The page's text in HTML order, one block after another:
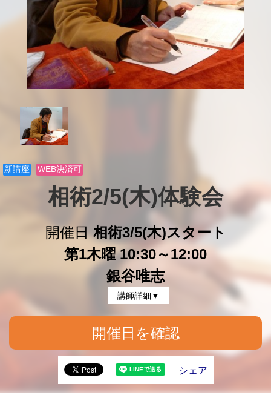
新講座 WEB決済可
相術2/5(木)体験会
開催日相術3/5(木)スタート
第1木曜 10:30～12:00
銀谷唯志
講師詳細▼
開催日を確認
シェア